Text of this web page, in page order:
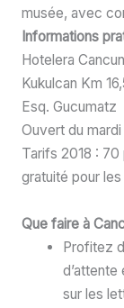
musée, avec
Informations
Hotelera
Kukulcan Km
Esq. Gucumatz
Ouvert du
Tarifs 2018 :
gratuité pour
Que faire à
Profitez
sur les